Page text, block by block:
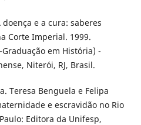
doença e a cura: saberes
Corte Imperial. 1999.
em História) -
Niterói, RJ, Brasil.
Teresa Benguela e Felipa
e escravidão no Rio
Editora da Unifesp,